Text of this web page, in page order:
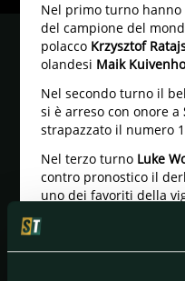
Nel primo turno
del campione del
polacco Krzysztof
olandesi Maik
Nel secondo turno il
si è arreso con onore a
strapazzato il numero
Nel terzo turnoLuke
contro pronostico il
uno dei favoriti della
Tra i magnifici otto